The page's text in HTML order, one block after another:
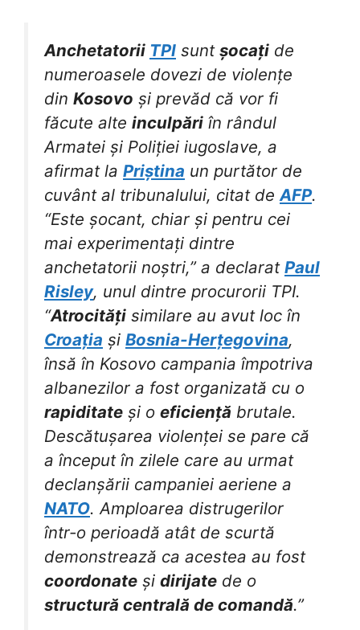
Anchetatorii TPI sunt șocați de
numeroasele dovezi de violențe
din Kosovo și prevăd că vor fi
făcute alte inculpări în rândul
Armatei și Poliției iugoslave, a
afirmat la Priștina un purtător de
cuvânt al tribunalului, citat de AFP.
“Este șocant, chiar și pentru cei
mai experimentați dintre
anchetatorii noștri,” a declarat Paul
Risley, unul dintre procurorii TPI.
“Atrocități similare au avut loc în
Croația și Bosnia-Herțegovina,
însă în Kosovo campania împotriva
albanezilor a fost organizată cu o
rapiditate și o eficiență brutale.
Descătușarea violenței se pare că
a început în zilele care au urmat
declanșării campaniei aeriene a
NATO. Amploarea distrugerilor
într-o perioadă atât de scurtă
demonstrează ca acestea au fost
coordonate și dirijate de o
structură centrală de comandă.”